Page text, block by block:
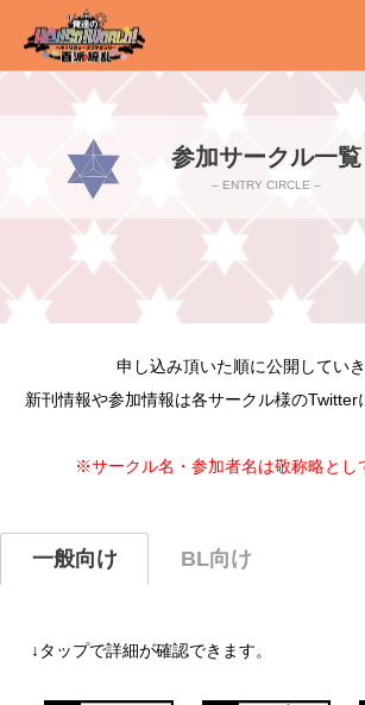
参加サークル一覧
– ENTRY CIRCLE –
申し込み頂いた順に公開していき
新刊情報や参加情報は各サークル様のTwitter
※サークル名・参加者名は敬称略とし
一般向け BL向け
↓タップで詳細が確認できます。